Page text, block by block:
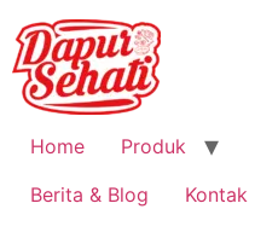
Home Produk
Berita & Blog
Kontak